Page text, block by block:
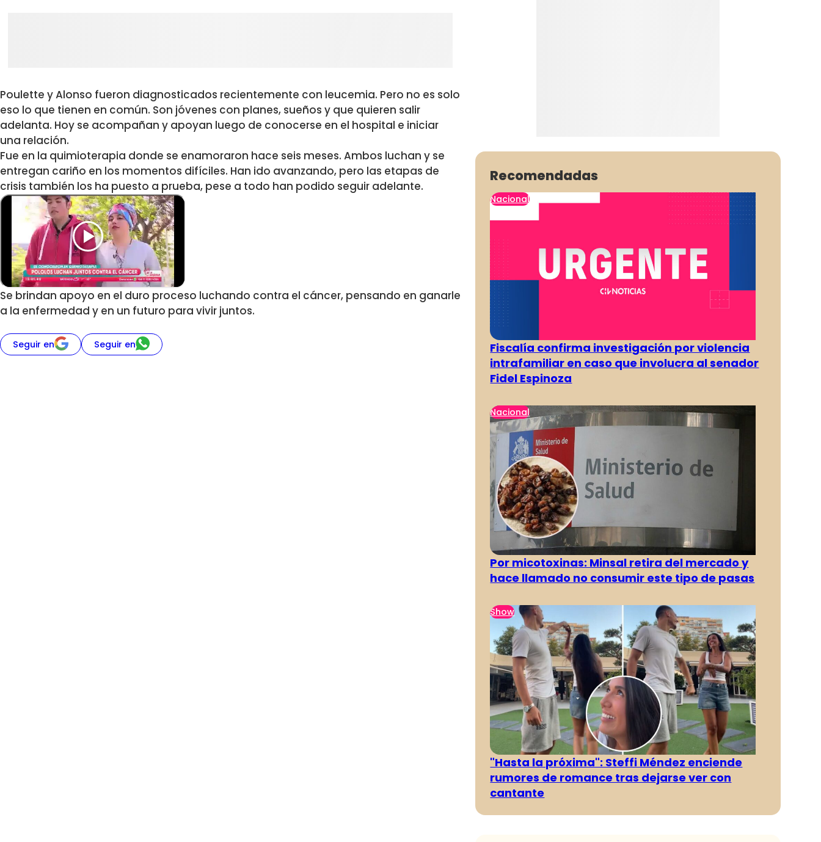
Poulette y Alonso fueron diagnosticados recientemente con leucemia. Pero no es solo
eso lo que tienen en común. Son jóvenes con planes, sueños y que quieren salir
adelanta. Hoy se acompañan y apoyan luego de conocerse en el hospital e iniciar
una relación.
Fue en la quimioterapia donde se enamoraron hace seis meses. Ambos luchan y se
entregan cariño en los momentos difíciles. Han ido avanzando, pero las etapas de
crisis también los ha puesto a prueba, pese a todo han podido seguir adelante.
Se brindan apoyo en el duro proceso luchando contra el cáncer, pensando en ganarle
a la enfermedad y en un futuro para vivir juntos.
Seguir en Seguir en
Recomendadas
Nacional
Fiscalía confirma investigación por violencia
intrafamiliar en caso que involucra al senador
Fidel Espinoza
Nacional
Por micotoxinas: Minsal retira del mercado y
hace llamado no consumir este tipo de pasas
Show
"Hasta la próxima": Steffi Méndez enciende
rumores de romance tras dejarse ver con
cantante